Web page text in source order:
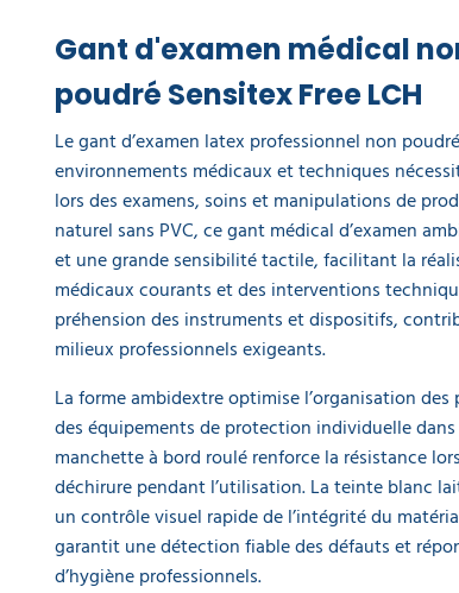
PROTECTION
INDIVIDUELLE
ÉCOLOGIQUE
PROMOS
Gant d'examen médical
poudré Sensitex Free LCH
Le gant d’examen latex professionnel non
environnements médicaux et techniques
lors des examens, soins et manipulations de
naturel sans PVC, ce gant médical d’examen
et une grande sensibilité tactile, facilitant la
médicaux courants et des interventions
préhension des instruments et dispositifs,
milieux professionnels exigeants.
La forme ambidextre optimise l’organisation
des équipements de protection individuelle
manchette à bord roulé renforce la résistance
déchirure pendant l’utilisation. La teinte blanc
un contrôle visuel rapide de l’intégrité du
garantit une détection fiable des défauts et
d’hygiène professionnels.